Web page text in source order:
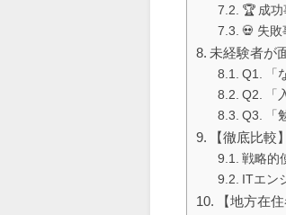
🏆 成
💀 失敗
未経験者が
Q1. 「
Q2. 「
Q3. 「
【徹底比較
戦略的
ITエン
【地方在